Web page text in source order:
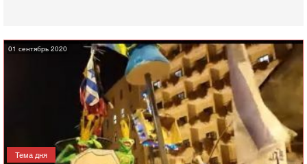
01 сентябрь 2020
Тема дня